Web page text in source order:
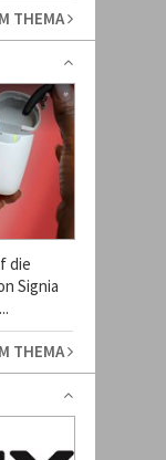
THEMA
die
Signia
THEMA